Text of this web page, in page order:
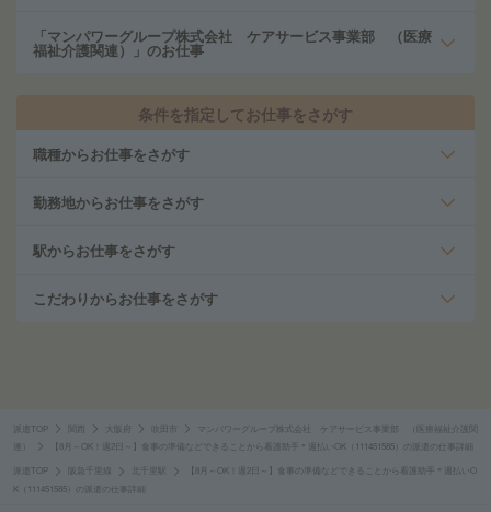
「マンパワーグループ株式会社 ケアサービス事業部 （医療
福祉介護関連）」のお仕事
条件を指定してお仕事をさがす
職種からお仕事をさがす
勤務地からお仕事をさがす
駅からお仕事をさがす
こだわりからお仕事をさがす
派遣TOP 関西 大阪府 吹田市
マンパワーグループ株式会社 ケアサービス事業部 （医療福祉介護関
連）
【8月～OK！週2日～】食事の準備などできることから看護助手＊週払いOK（111451585）の派遣の仕事詳細
派遣TOP 阪急千里線 北千里駅
【8月～OK！週2日～】食事の準備などできることから看護助手＊週払いO
K（111451585）の派遣の仕事詳細